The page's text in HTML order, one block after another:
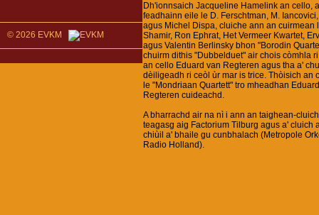
© 2026 EVKM
Dh'ionnsaich Jacqueline Hamelink an cello,
feadhainn eile le D. Ferschtman, M.
agus Michel Dispa, cluiche ann an cuirmean
Shamir, Ron Ephrat, Het Vermeer Kwartet,
agus Valentin Berlinsky bhon "Borodin
chuirm dithis "Dubbelduet" air chois còmhla
an cello Eduard van Regteren agus tha a'
dèiligeadh ri ceòl ùr mar is trice. Thòisich an
le "Mondriaan Quartett" tro mheadhan
Regteren cuideachd.
A bharrachd air na nì i ann an taighean-
teagasg aig Factorium Tilburg agus a' cluich
chiùil a' bhaile gu cunbhalach (Metropole
Radio Holland).